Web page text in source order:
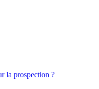
la prospection ?